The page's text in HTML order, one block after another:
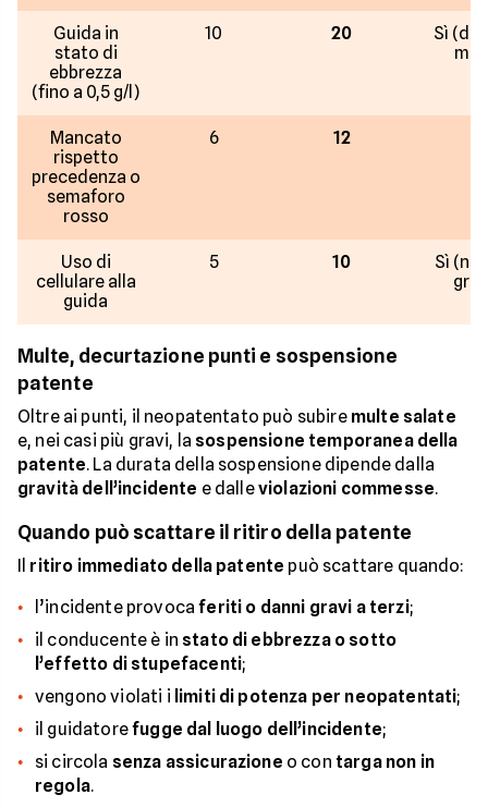
Guida in
stato di
ebbrezza
(fino a 0,5 g/l)
10 20
Sì (da
Mancato
rispetto
precedenza o
semaforo
rosso
6 12
Uso di
cellulare alla
guida
5 10
Sì (nei
Multe, decurtazione punti e sospensione
patente
Oltre ai punti, il neopatentato può subire multe salate
e, nei casi più gravi, la sospensione temporanea della
patente. La durata della sospensione dipende dalla
gravità dell’incidente e dalleviolazioni commesse.
Quando può scattare il ritiro della patente
Il ritiro immediato della patente può scattare quando:
l’incidente provocaferiti o danni gravi a terzi;
il conducente è in stato di ebbrezza o sotto
l’effetto di stupefacenti;
vengono violati i limiti di potenza per neopatentati;
il guidatorefugge dal luogo dell’incidente;
si circola senza assicurazione o con targa non in
regola.